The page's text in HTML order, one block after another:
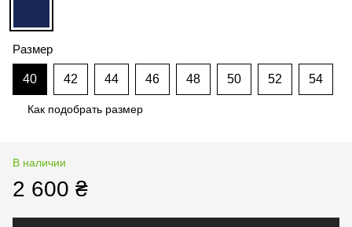
Размер
40 42 44 46 48 50 52 54
Как подобрать размер
В наличии
2 600 ₴